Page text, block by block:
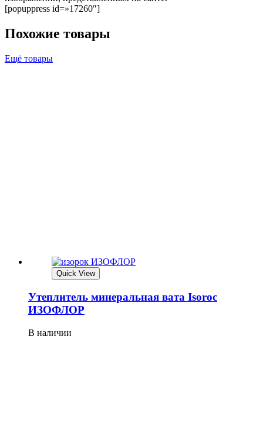
[popuppress id=»17260″]
Похожие товары
Ещё товары
Quick View
Утеплитель минеральная вата Isoroc
ИЗОФЛОР
В наличии